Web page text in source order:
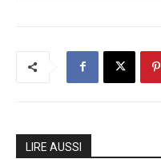
LIRE AUSSI